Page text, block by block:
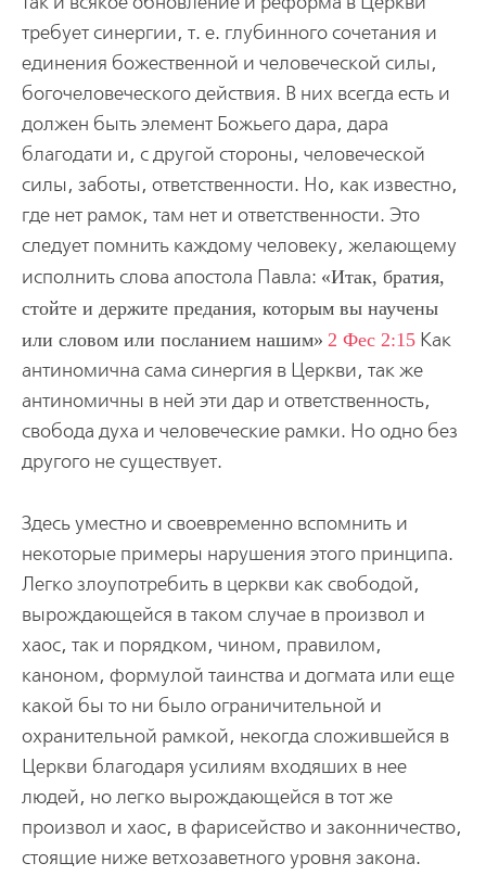
требует синергии, т. е. глубинного сочетания и
единения божественной и человеческой силы,
богочеловеческого действия. В них всегда есть и
должен быть элемент Божьего дара, дара
благодати и, с другой стороны, человеческой
силы, заботы, ответственности. Но, как известно,
где нет рамок, там нет и ответственности. Это
следует помнить каждому человеку, желающему
исполнить слова апостола Павла:
Итак, братия,
стойте и держите предания, которым вы научены
или словом или посланием нашим
2 Фес 2:15Как
антиномична сама синергия в Церкви, так же
антиномичны в ней эти дар и ответственность,
свобода духа и человеческие рамки. Но одно без
другого не существует.
Здесь уместно и своевременно вспомнить и
некоторые примеры нарушения этого принципа.
Легко злоупотребить в церкви как свободой,
вырождающейся в таком случае в произвол и
хаос, так и порядком, чином, правилом,
каноном, формулой таинства и догмата или еще
какой бы то ни было ограничительной и
охранительной рамкой, некогда сложившейся в
Церкви благодаря усилиям входяших в нее
людей, но легко вырождающейся в тот же
произвол и хаос, в фарисейство и законничество,
стоящие ниже ветхозаветного уровня закона.